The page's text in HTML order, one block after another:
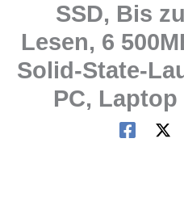
SSD, Bis
Lesen, 6
Solid-State-
PC,